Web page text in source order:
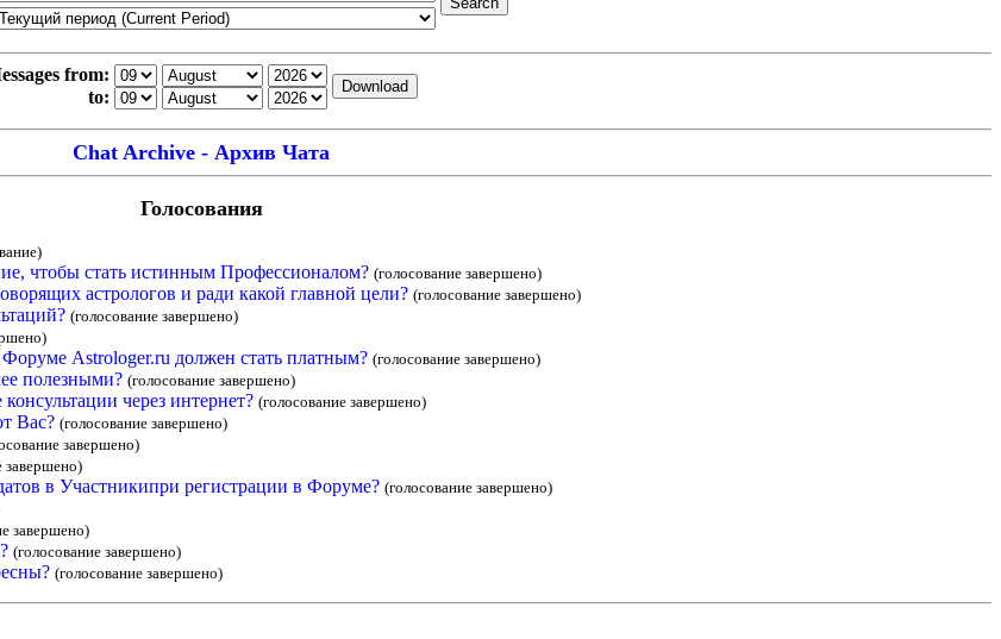
from:
to:
Chat Archive - Архив Чата
Голосования
чтобы стать истинным Профессионалом? (голосование завершено)
астрологов и ради какой главной цели? (голосование завершено)
(голосование завершено)
Astrologer.ru должен стать платным? (голосование завершено)
полезными? (голосование завершено)
через интернет? (голосование завершено)
Вас? (голосование завершено)
завершено)
завершено)
в Участникипри регистрации в Форуме? (голосование завершено)
завершено)
(голосование завершено)
(голосование завершено)